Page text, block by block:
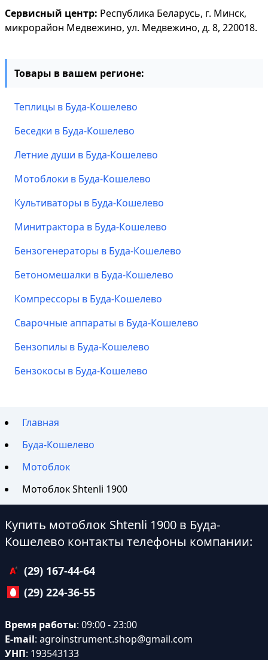
Сервисный центр: Республика Беларусь, г. Минск,
микрорайон Медвежино, ул. Медвежино, д. 8, 220018.
Товары в вашем регионе:
Теплицы в Буда-Кошелево
Беседки в Буда-Кошелево
Летние души в Буда-Кошелево
Мотоблоки в Буда-Кошелево
Культиваторы в Буда-Кошелево
Минитрактора в Буда-Кошелево
Бензогенераторы в Буда-Кошелево
Бетономешалки в Буда-Кошелево
Компрессоры в Буда-Кошелево
Сварочные аппараты в Буда-Кошелево
Бензопилы в Буда-Кошелево
Бензокосы в Буда-Кошелево
Главная
Буда-Кошелево
Мотоблок
Мотоблок Shtenli 1900
Купить мотоблок Shtenli 1900 в Буда-
Кошелево контакты телефоны компании:
(29) 167-44-64
(29) 224-36-55
Время работы: 09:00 - 23:00
E-mail: agroinstrument.shop@gmail.com
УНП: 193543133